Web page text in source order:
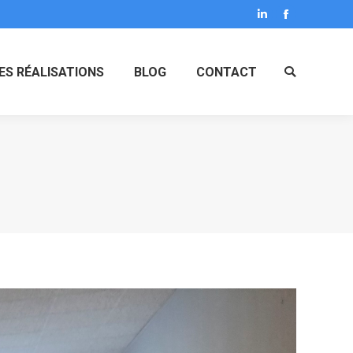
LinkedInFacebook
RÉALISATIONS BLOG CONTACT Search: